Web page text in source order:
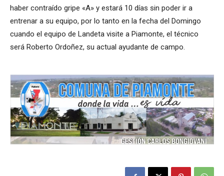
haber contraído gripe «A» y estará 10 días sin poder ir a
entrenar a su equipo, por lo tanto en la fecha del Domingo
cuando el equipo de Landeta visite a Piamonte, el técnico
será Roberto Ordoñez, su actual ayudante de campo.